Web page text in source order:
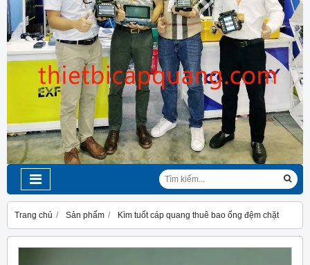
Trang chủ Sản phẩm Kìm tuốt cáp quang thuê bao ống đệm chặt